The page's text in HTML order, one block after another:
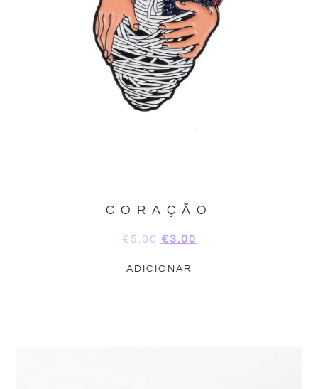
CORAÇÃO
€ 5.00 €3.00
ADICIONAR